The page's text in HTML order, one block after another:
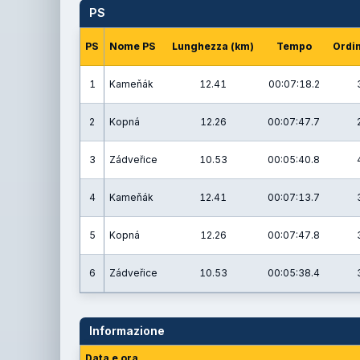
PS
PS Nome PS Lunghezza (km) Tempo
1 Kameňák 12.41 00:07:18.2
2 Kopná 12.26 00:07:47.7
3 Zádveřice 10.53 00:05:40.8
4 Kameňák 12.41 00:07:13.7
5 Kopná 12.26 00:07:47.8
6 Zádveřice 10.53 00:05:38.4
Informazione